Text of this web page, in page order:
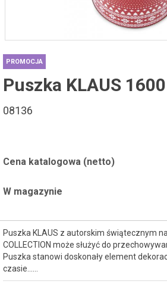
PROMOCJA
Puszka KLAUS
08136
Cena katalogowa (netto)
W magazynie
Puszka KLAUS z autorskim świątecznym
COLLECTION może służyć do
Puszka stanowi doskonały element
czasie...…